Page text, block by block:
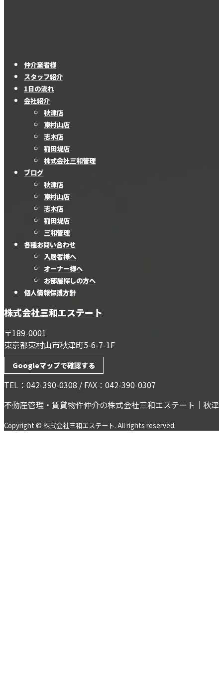
仲介業者様
スタッフ紹介
1日の流れ
会社紹介
秋津店
東村山店
志木店
稲田堤店
株式会社三和管理
ブログ
秋津店
東村山店
志木店
稲田堤店
三和管理
各種お問い合わせ
入居者様へ
オーナー様へ
お部屋探しの方へ
個人情報保護方針
株式会社三和エステート
〒189-0001
東京都東村山市秋津町5-6-7-1F
Googleマップで確認する
TEL：042-390-0308 / FAX：042-390-0307
不動産管理・賃貸物件仲介の株式会社三和エステート｜秋
Copyright © 株式会社三和エステート. All rights reserved.